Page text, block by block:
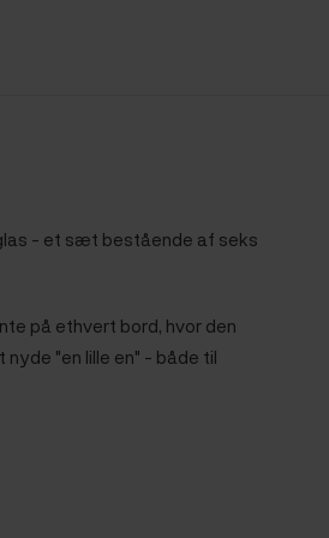
- et sæt bestående af seks
på ethvert bord, hvor den
"en lille en" - både til